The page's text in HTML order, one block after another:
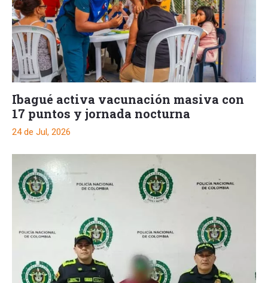
Ibagué activa vacunación masiva con
17 puntos y jornada nocturna
24 de Jul, 2026